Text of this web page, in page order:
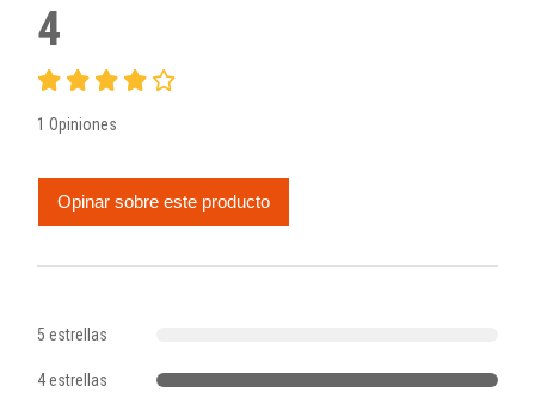
4
1 Opiniones
Opinar sobre este producto
5 estrellas
4 estrellas